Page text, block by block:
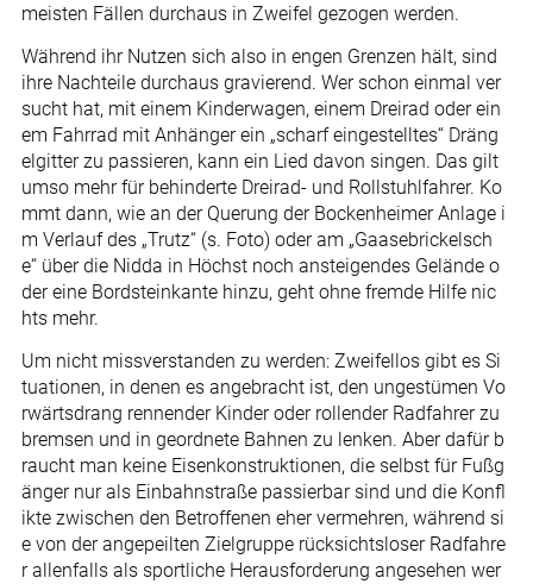
meisten Fällen durchaus in Zweifel gezogen werden.
Während ihr Nutzen sich also in engen Grenzen hält, sind
ihre Nachteile durchaus gravierend. Wer schon einmal ver
sucht hat, mit einem Kinderwagen, einem Dreirad oder ein
em Fahrrad mit Anhänger ein „scharf eingestelltes“ Dräng
elgitter zu passieren, kann ein Lied davon singen. Das gilt
umso mehr für behinderte Dreirad- und Rollstuhlfahrer. Ko
mmt dann, wie an der Querung der Bockenheimer Anlage i
m Verlauf des „Trutz“ (s. Foto) oder am „Gaasebrickelsch
e“ über die Nidda in Höchst noch ansteigendes Gelände o
der eine Bordsteinkante hinzu, geht ohne fremde Hilfe nic
hts mehr.
Um nicht missverstanden zu werden: Zweifellos gibt es Si
tuationen, in denen es angebracht ist, den ungestümen Vo
rwärtsdrang rennender Kinder oder rollender Radfahrer zu
bremsen und in geordnete Bahnen zu lenken. Aber dafür b
raucht man keine Eisenkonstruktionen, die selbst für Fußg
änger nur als Einbahnstraße passierbar sind und die Konfl
ikte zwischen den Betroffenen eher vermehren, während si
e von der angepeilten Zielgruppe rücksichtsloser Radfahre
r allenfalls als sportliche Herausforderung angesehen wer